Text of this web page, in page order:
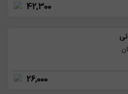
42,300
26,000